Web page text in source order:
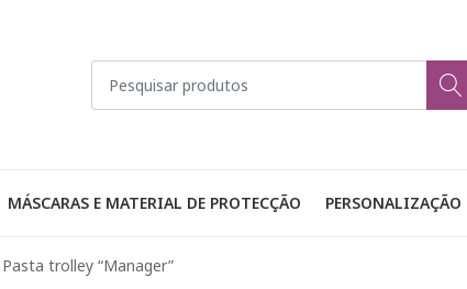
MÁSCARAS E MATERIAL DE PROTECÇÃO PERSONALIZAÇÃO
Pasta trolley “Manager”